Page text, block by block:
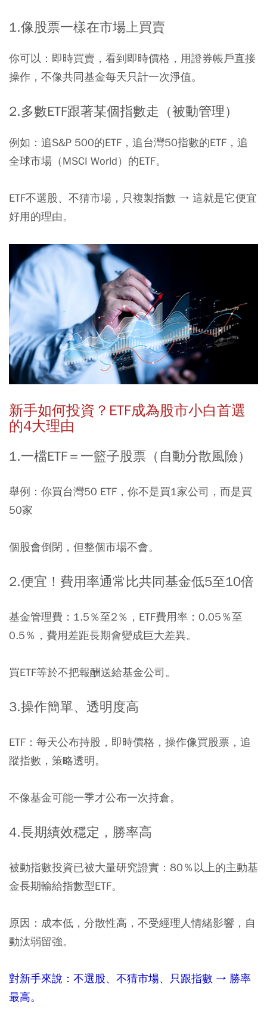
1.像股票一樣在市場上買賣
你可以：即時買賣，看到即時價格，用證券帳戶直接
操作，不像共同基金每天只計一次淨值。
2.多數ETF跟著某個指數走（被動管理）
例如：追S&P 500的ETF，追台灣50指數的ETF，追
全球市場（MSCI World）的ETF。
ETF不選股、不猜市場，只複製指數 → 這就是它便宜
好用的理由。
新手如何投資？ ETF成為股市小白首選
的4大理由
1.一檔ETF＝一籃子股票（自動分散風險）
舉例：你買台灣50 ETF，你不是買1家公司，而是買
50家
個股會倒閉，但整個市場不會。
2.便宜！費用率通常比共同基金低5至10倍
基金管理費：1.5％至2％，ETF費用率：0.05％至
0.5％，費用差距長期會變成巨大差異。
買ETF等於不把報酬送給基金公司。
3.操作簡單、透明度高
ETF：每天公布持股，即時價格，操作像買股票，追
蹤指數，策略透明。
不像基金可能一季才公布一次持倉。
4.長期績效穩定，勝率高
被動指數投資已被大量研究證實： 80％以上的主動基
金長期輸給指數型ETF。
原因：成本低，分散性高，不受經理人情緒影響，自
動汰弱留強。
對新手來說：不選股、不猜市場、只跟指數 → 勝率
最高。